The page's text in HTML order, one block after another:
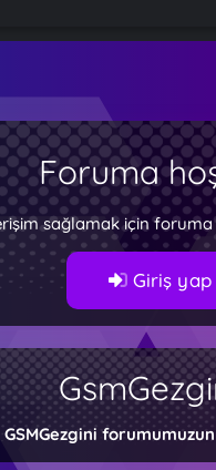
Foruma
sağlamak için
Giriş yap
GSMGezgini